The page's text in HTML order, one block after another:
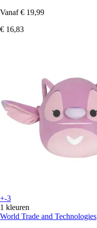
Vanaf € 19,99
€ 16,83
+-3
1 kleuren
World Trade and Technologies